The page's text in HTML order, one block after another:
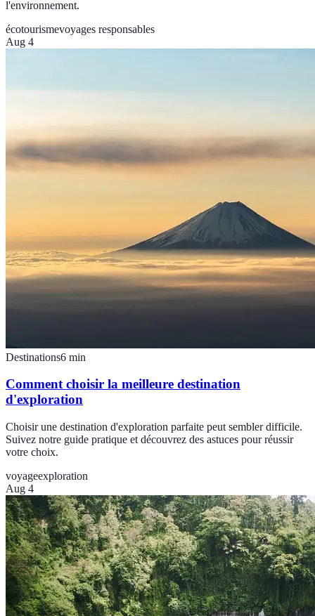
l'environnement.
écotourismevoyages responsables
Aug 4
Destinations6 min
Comment choisir la meilleure destination
d'exploration
Choisir une destination d'exploration parfaite peut sembler difficile.
Suivez notre guide pratique et découvrez des astuces pour réussir
votre choix.
voyageexploration
Aug 4